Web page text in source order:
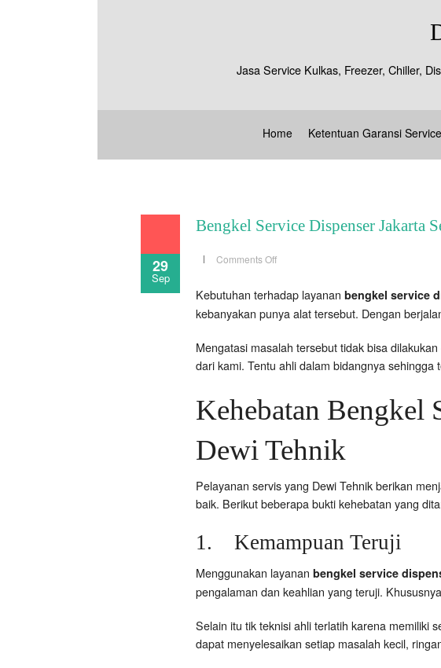
Jasa Service Kulkas, Freezer, Chiller,
Home Ketentuan Garansi
29
Sep
Bengkel Service Dispenser Jakarta
Comments Offon
Jakarta
Selatan
Kebutuhan terhadap layanan bengkel service
kebanyakan punya alat tersebut. Dengan
Mengatasi masalah tersebut tidak bisa
dari kami. Tentu ahli dalam bidangnya
Kehebatan Bengkel
Dewi Tehnik
Pelayanan servis yang Dewi Tehnik berikan
baik. Berikut beberapa bukti kehebatan yang
1. Kemampuan Teruji
Menggunakan layanan bengkel service
pengalaman dan keahlian yang teruji.
Selain itu tik teknisi ahli terlatih karena memiliki
dapat menyelesaikan setiap masalah kecil,